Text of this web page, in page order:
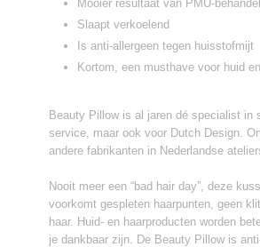
Mooier resultaat van PMU-
Slaapt verkoelend
Is anti-allergeen tegen huisstofmijt
Kortom, een musthave voor huid
Beauty Pillow is al jaren dé specialist
service, maar ook voor Dutch Design.
andere fabrikanten in Nederlandse
Nooit meer een “bad hair day”, deze
voorkomt gespleten haarpunten, geen
haar. Huid- en haarproducten worden
je dankbaar zijn. De Beauty Pillow is